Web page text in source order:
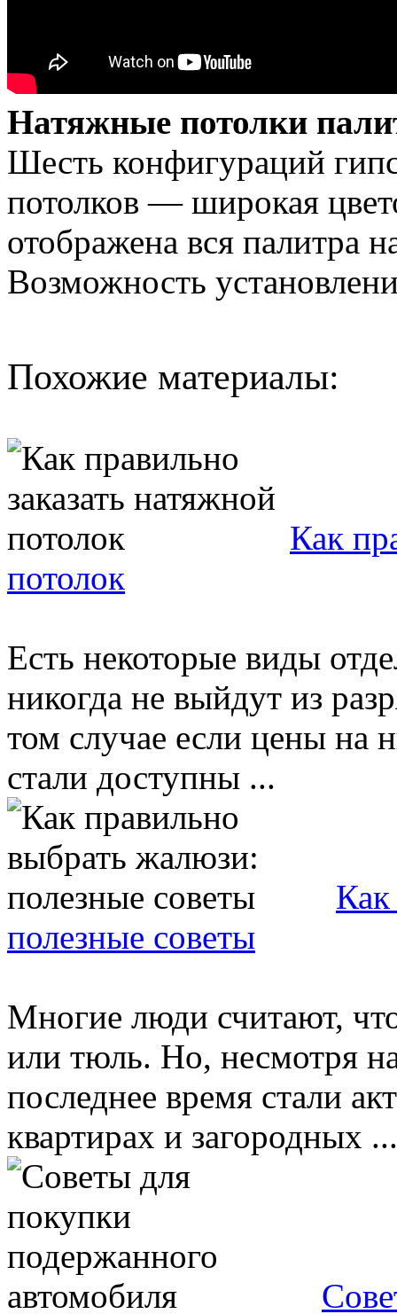
Натяжные потолки
Шесть конфигураций
потолков — широкая
отображена вся палитра
Возможность
Похожие материалы:
Как
потолок
Есть некоторые виды
никогда не выйдут из
том случае если цены на
стали доступны ...
полезные советы
Многие люди считают,
или тюль. Но, несмотря
последнее время стали
квартирах и загородных ...